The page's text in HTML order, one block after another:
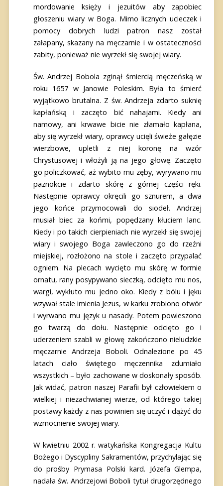
mordowanie księży i jezuitów aby zapobiec
głoszeniu wiary w Boga. Mimo licznych ucieczek i
pomocy dobrych ludzi patron nasz został
załapany, skazany na męczarnie i w ostateczności
zabity, ponieważ nie wyrzekł się swojej wiary.
Św. Andrzej Bobola zginął śmiercią męczeńską w
roku 1657 w Janowie Poleskim. Była to śmierć
wyjątkowo brutalna. Z św. Andrzeja zdarto suknię
kapłańską i zaczęto bić nahajami. Kiedy ani
namowy, ani krwawe bicie nie złamało kapłana,
aby się wyrzekł wiary, oprawcy ucięli świeże gałęzie
wierzbowe, upletli z niej koronę na wzór
Chrystusowej i włożyli ją na jego głowę. Zaczęto
go policzkować, aż wybito mu zęby, wyrywano mu
paznokcie i zdarto skórę z górnej części ręki.
Następnie oprawcy okręcili go sznurem, a dwa
jego końce przymocowali do siodeł. Andrzej
musiał biec za końmi, popędzany kłuciem lanc.
Kiedy i po takich cierpieniach nie wyrzekł się swojej
wiary i swojego Boga zawleczono go do rzeźni
miejskiej, rozłożono na stole i zaczęto przypalać
ogniem. Na plecach wycięto mu skórę w formie
ornatu, rany posypywano sieczką, odcięto mu nos,
wargi, wykłuto mu jedno oko. Kiedy z bólu i jęku
wzywał stale imienia Jezus, w karku zrobiono otwór
i wyrwano mu język u nasady. Potem powieszono
go twarzą do dołu. Następnie odcięto go i
uderzeniem szabli w głowę zakończono nieludzkie
męczarnie Andrzeja Boboli. Odnalezione po 45
latach ciało świętego męczennika zdumiało
wszystkich – było zachowane w doskonały sposób.
Jak widać, patron naszej Parafii był człowiekiem o
wielkiej i niezachwianej wierze, od którego takiej
postawy każdy z nas powinien się uczyć i dążyć do
wzmocnienie swojej wiary.
W kwietniu 2002 r. watykańska Kongregacja Kultu
Bożego i Dyscypliny Sakramentów, przychylając się
do prośby Prymasa Polski kard. Józefa Glempa,
nadała św. Andrzejowi Boboli tytuł drugorzędnego